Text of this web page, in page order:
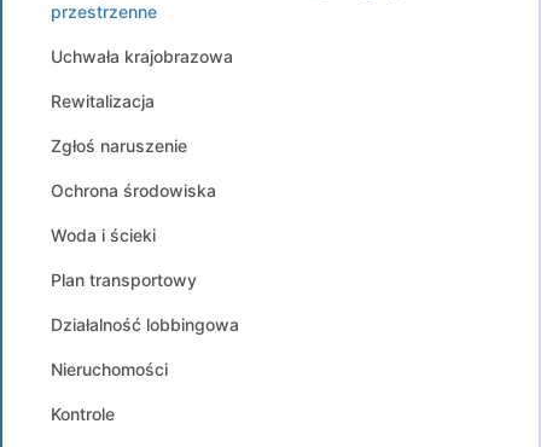
przestrzenne
Uchwała krajobrazowa
Rewitalizacja
Zgłoś naruszenie
Ochrona środowiska
Woda i ścieki
Plan transportowy
Działalność lobbingowa
Nieruchomości
Kontrole